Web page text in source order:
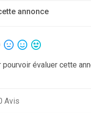
annonce
pourvoir évaluer cette
Avis